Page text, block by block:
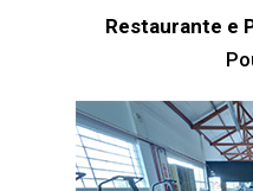
Restaurante e